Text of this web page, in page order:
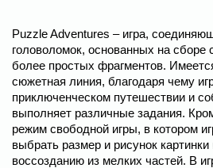
Puzzle Adventures – игра,
головоломок, основанных на сборе
более простых фрагментов.
сюжетная линия, благодаря чему
приключенческом путешествии и
выполняет различные задания.
режим свободной игры, в котором
выбрать размер и рисунок картинки
воссозданию из мелких частей. В